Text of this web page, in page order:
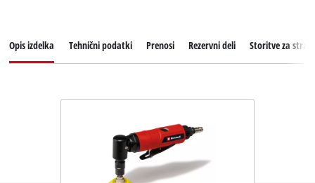
Opis izdelka Tehnični podatki Prenosi Rezervni deli Storitve za